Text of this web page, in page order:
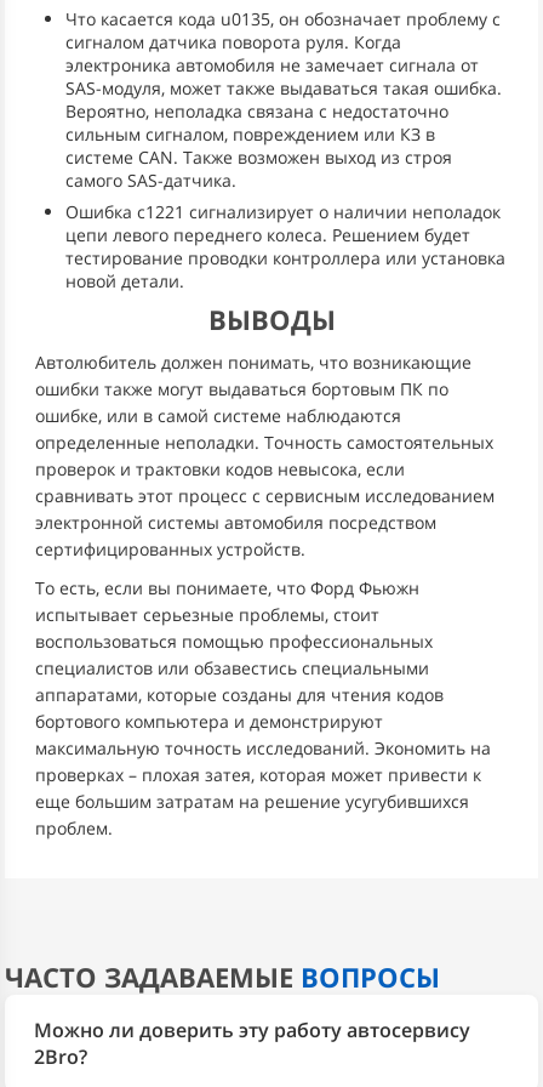
Что касается кода u0135, он обозначает проблему с
сигналом датчика поворота руля. Когда
электроника автомобиля не замечает сигнала от
SAS-модуля, может также выдаваться такая ошибка.
Вероятно, неполадка связана с недостаточно
сильным сигналом, повреждением или КЗ в
системе CAN. Также возможен выход из строя
самого SAS-датчика.
Ошибка c1221 сигнализирует о наличии неполадок
цепи левого переднего колеса. Решением будет
тестирование проводки контроллера или установка
новой детали.
ВЫВОДЫ
Автолюбитель должен понимать, что возникающие
ошибки также могут выдаваться бортовым ПК по
ошибке, или в самой системе наблюдаются
определенные неполадки. Точность самостоятельных
проверок и трактовки кодов невысока, если
сравнивать этот процесс с сервисным исследованием
электронной системы автомобиля посредством
сертифицированных устройств.
То есть, если вы понимаете, что Форд Фьюжн
испытывает серьезные проблемы, стоит
воспользоваться помощью профессиональных
специалистов или обзавестись специальными
аппаратами, которые созданы для чтения кодов
бортового компьютера и демонстрируют
максимальную точность исследований. Экономить на
проверках – плохая затея, которая может привести к
еще большим затратам на решение усугубившихся
проблем.
ЧАСТО ЗАДАВАЕМЫЕ ВОПРОСЫ
Можно ли доверить эту работу автосервису
2Bro?